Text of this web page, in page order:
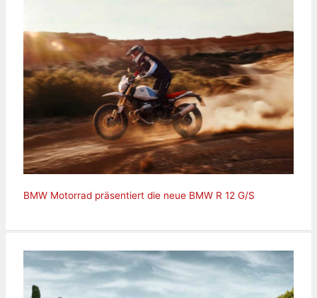
BMW Motorrad präsentiert die neue BMW R 12 G/S